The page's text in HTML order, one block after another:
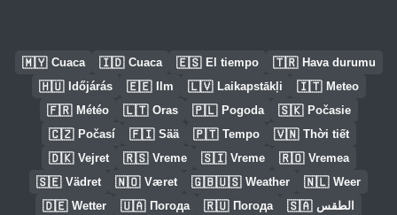
🇲🇾 Cuaca 🇮🇩 Cuaca 🇪🇸 El tiempo 🇹🇷 Hava durumu
🇭🇺 Időjárás 🇪🇪 Ilm 🇱🇻 Laikapstākļi 🇮🇹 Meteo
🇫🇷 Météo 🇱🇹 Oras 🇵🇱 Pogoda 🇸🇰 Počasie
🇨🇿 Počasí 🇫🇮 Sää 🇵🇹 Tempo 🇻🇳 Thời tiết
🇩🇰 Vejret 🇷🇸 Vreme 🇸🇮 Vreme 🇷🇴 Vremea
🇸🇪 Vädret 🇳🇴 Været 🇬🇧🇺🇸 Weather 🇳🇱 Weer
🇩🇪 Wetter 🇺🇦 Погода 🇷🇺 Погода 🇸🇦 الطقس